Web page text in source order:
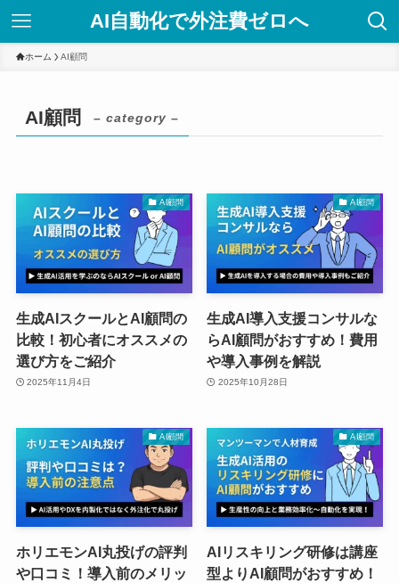
AI自動化で外注費ゼロへ
ホーム AI顧問
AI顧問 – category –
AI顧問
生成AIスクールとAI顧問の
比較！初心者にオススメの
選び方をご紹介
2025年11月4日
AI顧問
生成AI導入支援コンサルな
らAI顧問がおすすめ！費用
や導入事例を解説
2025年10月28日
AI顧問
ホリエモンAI丸投げの評判
や口コミ！導入前のメリッ
AI顧問
AIリスキリング研修は講座
型よりAI顧問がおすすめ！